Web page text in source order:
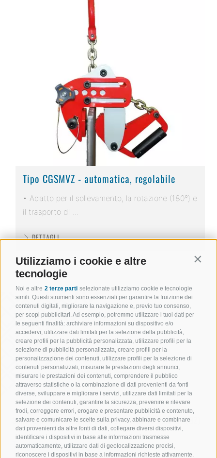
Utilizziamo i cookie e altre
tecnologie
Noi e altre 2 terze parti selezionate utilizziamo cookie e tecnologie
simili. Questi strumenti sono essenziali per garantire la fruizione dei
contenuti digitali, migliorare la navigazione e, previo tuo consenso,
per scopi pubblicitari. Ad esempio, potremmo utilizzare i tuoi dati per
le seguenti finalità: archiviare informazioni su dispositivo e/o
accedervi, utilizzare dati limitati per la selezione della pubblicità,
creare profili per la pubblicità personalizzata, utilizzare profili per la
selezione di pubblicità personalizzata, creare profili per la
personalizzazione dei contenuti, utilizzare profili per la selezione di
contenuti personalizzati, misurare le prestazioni degli annunci,
misurare le prestazioni dei contenuti, comprendere il pubblico
attraverso statistiche o la combinazione di dati provenienti da fonti
diverse, sviluppare e migliorare i servizi, utilizzare dati limitati per la
selezione dei contenuti, garantire la sicurezza, prevenire e rilevare
frodi, correggere errori, erogare e presentare pubblicità e contenuto,
salvare e comunicare le scelte sulla privacy, abbinare e combinare
dati provenienti da altre fonti di dati, collegare diversi dispositivi,
identificare i dispositivi in base alle informazioni trasmesse
automaticamente, utilizzare dati di geolocalizzazione precisi,
riconoscere i dispositivi in base a informazioni richieste attivamente.
Tipo CGSMVZ - automatica, regolabile
• Adatto per il sollevamento, la rotazione (180°) e
il trasporto di ...
DETTAGLI
Sollevatec Srl• Z.I. Förche 20 • 39040Sciaves(BZ)
T:+39 0472268370